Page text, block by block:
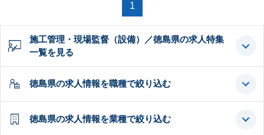
1
施工管理・現場監督（設備）／徳島県の求人特集
一覧を見る
徳島県の求人情報を職種で絞り込む
徳島県の求人情報を業種で絞り込む